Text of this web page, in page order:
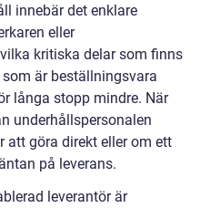
innebär det enklare
eller
kritiska delar som finns
är beställningsvara
långa stopp mindre. När
underhållspersonalen
att göra direkt eller om ett
på leverans.
leverantör är